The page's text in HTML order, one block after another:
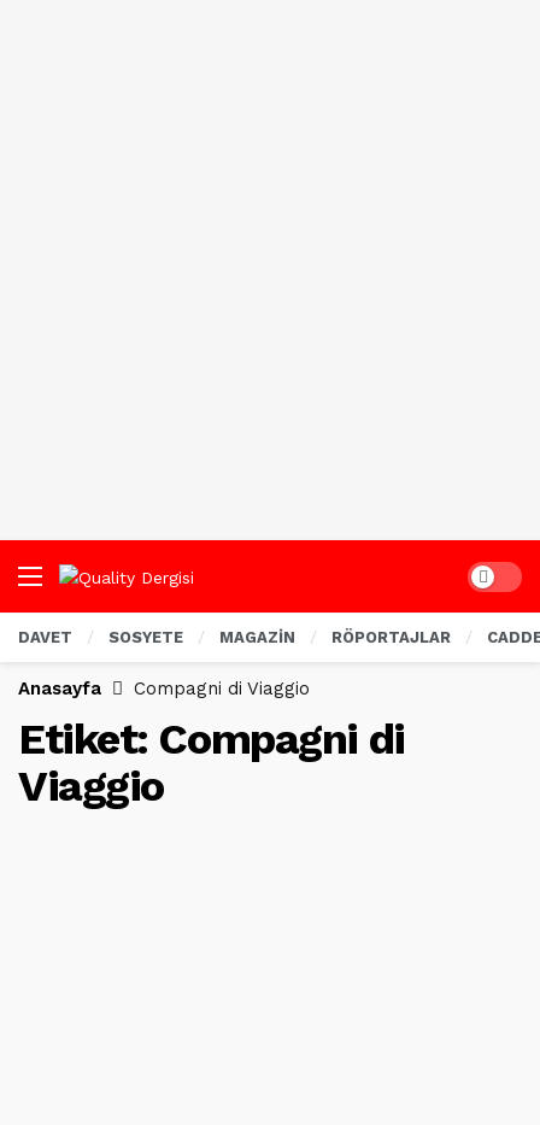
Dark
DAVET SOSYETE MAGAZİN RÖPORTAJLAR
Anasayfa Compagni di Viaggio
Etiket: Compagni di
Viaggio